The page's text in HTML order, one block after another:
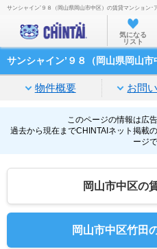
お部屋
家
通
物
不
サンシャイン’９８（岡山県岡山市中区）の賃貸マンション･
気になる
リスト
サンシャイン’９８（岡山県岡山
物件概要 お問
このページの情報は広
過去から現在までCHINTAIネット掲載
ージで
岡山市中区の
岡山市中区竹田